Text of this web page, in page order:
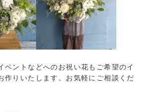
ベントなどへのお祝い花もご希望のイ
作りいたします。お気軽にご相談くだ